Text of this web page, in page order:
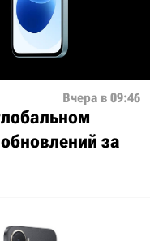
Вчера в 09:46
за